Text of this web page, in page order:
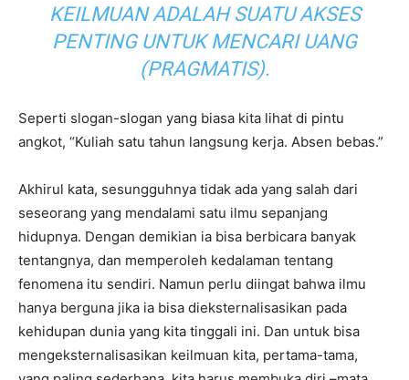
KEILMUAN ADALAH SUATU AKSES
PENTING UNTUK MENCARI UANG
(PRAGMATIS).
Seperti slogan-slogan yang biasa kita lihat di pintu
angkot, “Kuliah satu tahun langsung kerja. Absen bebas.”
Akhirul kata, sesungguhnya tidak ada yang salah dari
seseorang yang mendalami satu ilmu sepanjang
hidupnya. Dengan demikian ia bisa berbicara banyak
tentangnya, dan memperoleh kedalaman tentang
fenomena itu sendiri. Namun perlu diingat bahwa ilmu
hanya berguna jika ia bisa dieksternalisasikan pada
kehidupan dunia yang kita tinggali ini. Dan untuk bisa
mengeksternalisasikan keilmuan kita, pertama-tama,